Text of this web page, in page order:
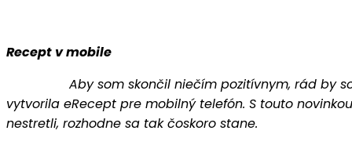
Recept v mobile
Aby som skončil niečím pozitívnym, rád by som
vytvorila eRecept pre mobilný telefón. S touto
nestretli, rozhodne sa tak čoskoro stane.